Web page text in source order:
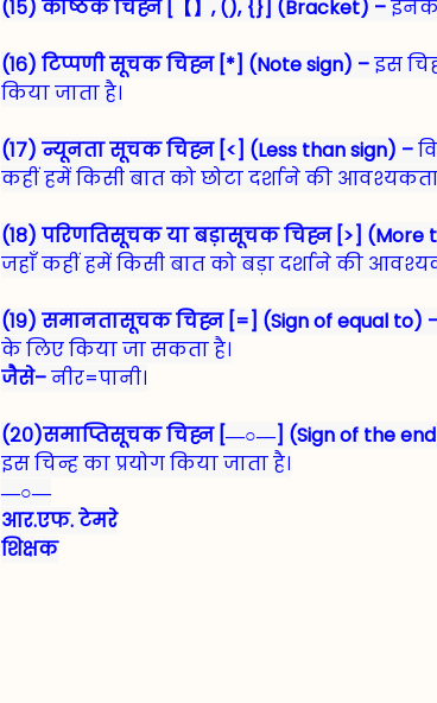
(१५) कोष्ठक चिह्न [【】, (), {}] (Bracket) –
(१६) टिप्पणी सूचक चिह्न [*] (Note sign) –इस
किया जाता है।
(१७) न्यूनता सूचक चिह्न [<] (Less than sign) –
कहीं हमें किसी बात को छोटा दर्शाने की आवश्यकता
(१८) परिणतिसूचक या बड़ासूचक चिह्न [>] (More
जहाँ कहीं हमें किसी बात को बड़ा दर्शाने की
(१९) समानतासूचक चिह्न [=] (Sign of equal to)
के लिए किया जा सकता है।
जैसे–नीर=पानी।
(२०)समाप्तिसूचक चिह्न [―○―] (Sign of the
इस चिन्ह का प्रयोग किया जाता है।
―○―
आर.एफ. टेमरे
शिक्षक